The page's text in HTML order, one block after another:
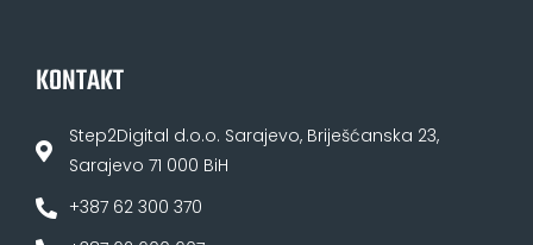
KONTAKT
Step2Digital d.o.o. Sarajevo, Briješćanska 23,
Sarajevo 71 000 BiH
+387 62 300 370